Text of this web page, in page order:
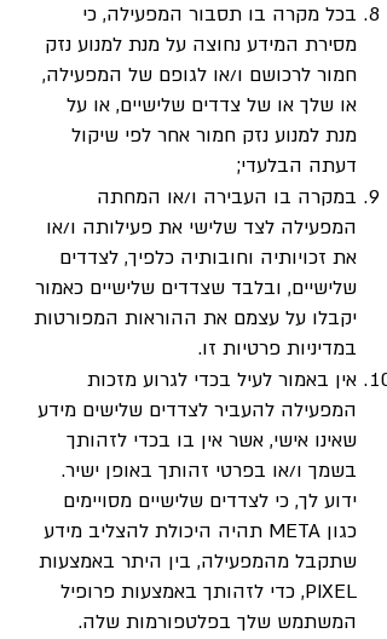
בכל מקרה בו תסבור המפעילה, כי
מסירת המידע נחוצה על מנת למנוע נזק
חמור לרכושם ו/או לגופם של המפעילה,
או שלך או של צדדים שלישיים, או על
מנת למנוע נזק חמור אחר לפי שיקול
דעתה הבלעדי;
במקרה בו העבירה ו/או המחתה
המפעילה לצד שלישי את פעילותה ו/או
את זכויותיה וחובותיה כלפיך, לצדדים
שלישיים, ובלבד שצדדים שלישיים כאמור
יקבלו על עצמם את ההוראות המפורטות
במדיניות פרטיות זו.
אין באמור לעיל בכדי לגרוע מזכות
המפעילה להעביר לצדדים שלישים מידע
שאינו אישי, אשר אין בו בכדי לזהותך
בשמך ו/או בפרטי זהותך באופן ישיר.
ידוע לך, כי לצדדים שלישיים מסויימים
כגון META תהיה היכולת להצליב מידע
שתקבל מהמפעילה, בין היתר באמצעות
PIXEL, כדי לזהותך באמצעות פרופיל
המשתמש שלך בפלטפורמות שלה.